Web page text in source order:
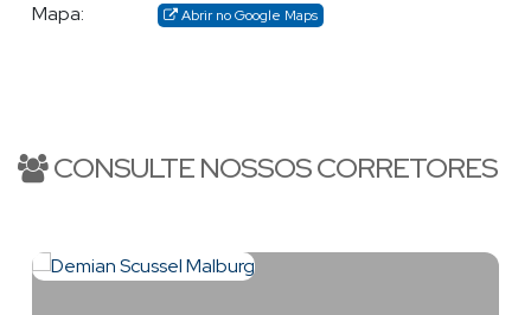
Mapa: Abrir no Google Maps
CONSULTE NOSSOS CORRETORES